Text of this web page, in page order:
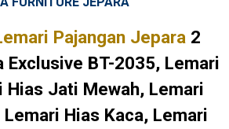
Pajangan Jepara2
Exclusive BT-2035, Lemari
Hias Jati Mewah, Lemari
Hias Kaca, Lemari